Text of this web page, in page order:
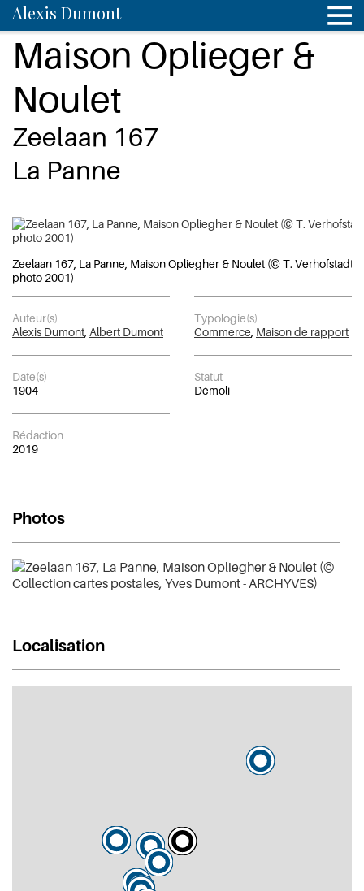
Alexis Dumont
Maison Oplieger &
Noulet
Zeelaan 167
La Panne
Zeelaan 167, La Panne, Maison Opliegher & Noulet (© T. Verhofstadt,
photo 2001)
Auteur(s)
Alexis Dumont Albert Dumont
Typologie(s)
Commerce Maison de rapport
Date(s)
1904
Statut
Démoli
Rédaction
2019
Photos
Localisation